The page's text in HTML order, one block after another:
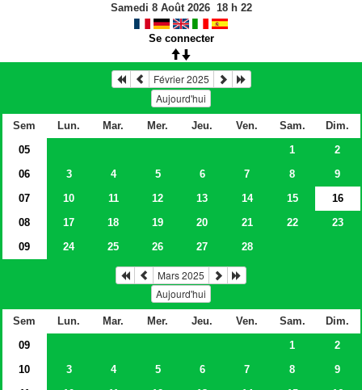
Samedi 8 Août 2026 18h 22
Se connecter
Février 2025
Aujourd'hui
Sem Lun. Mar. Mer. Jeu. Ven. Sam.
Dim.
05
1
2
06
3 4 5 6 7 8
9
07
10 11 12 13 14 15
16
08
17 18 19 20 21 22
23
09
24 25 26 27 28
Mars 2025
Aujourd'hui
Sem Lun. Mar. Mer. Jeu. Ven. Sam.
Dim.
09
1
2
10
3 4 5 6 7 8
9